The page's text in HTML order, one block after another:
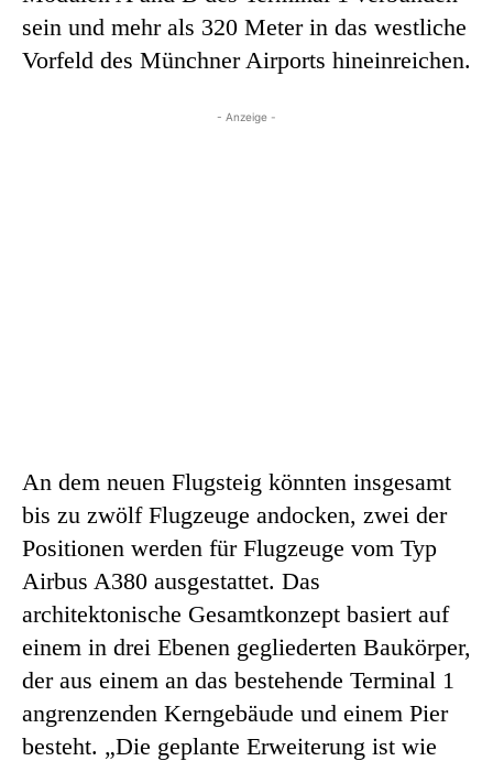
sein und mehr als 320 Meter in das westliche
Vorfeld des Münchner Airports hineinreichen.
- Anzeige -
An dem neuen Flugsteig könnten insgesamt
bis zu zwölf Flugzeuge andocken, zwei der
Positionen werden für Flugzeuge vom Typ
Airbus A380 ausgestattet. Das
architektonische Gesamtkonzept basiert auf
einem in drei Ebenen gegliederten Baukörper,
der aus einem an das bestehende Terminal 1
angrenzenden Kerngebäude und einem Pier
besteht. „Die geplante Erweiterung ist wie